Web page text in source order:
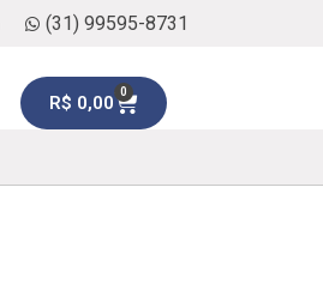
(31) 99595-8731
R$ 0,00 0